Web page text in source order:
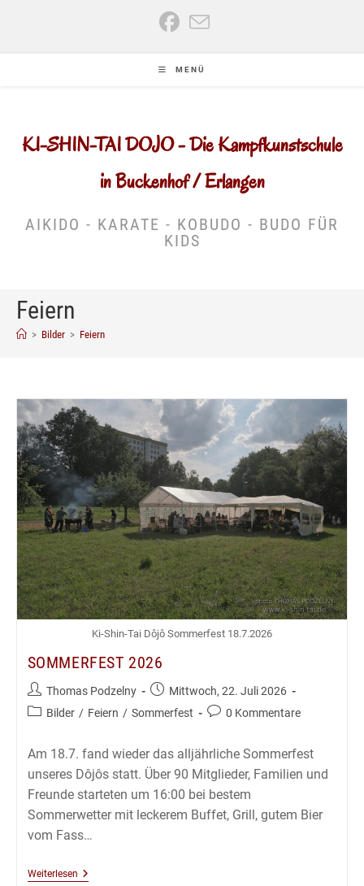
MENÜ
KI-SHIN-TAI DOJO - Die Kampfkunstschule
in Buckenhof / Erlangen
AIKIDO - KARATE - KOBUDO - BUDO FÜR
KIDS
Feiern
> Bilder > Feiern
Ki-Shin-Tai Dôjô Sommerfest 18.7.2026
SOMMERFEST 2026
Beitrags-
Autor:
Thomas Podzelny
Beitrag
veröffentlicht:
Mittwoch, 22. Juli 2026
Beitrags-
Bilder / Feiern / Sommerfest
Beitrags-
0 Kommentare
Am 18.7. fand wieder das alljährliche Sommerfest
unseres Dôjôs statt. Über 90 Mitglieder, Familien und
Freunde starteten um 16:00 bei bestem
Sommerwetter mit leckerem Buffet, Grill, gutem Bier
vom Fass…
WeiterlesenSommerfest